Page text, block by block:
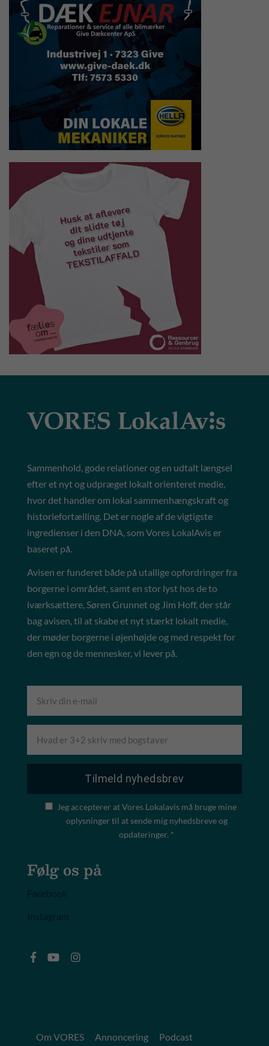
Sammenhold, gode relationer og en udtalt længsel
efter et nyt og udpræget lokalt orienteret medie,
hvor det handler om lokal sammenhængskraft og
historiefortælling. Det er nogle af de vigtigste
ingredienser i den DNA, som Vores LokalAvis er
baseret på.
Avisen er funderet både på utallige opfordringer fra
borgerne i området, samt en stor lyst hos de to
iværksættere, Søren Grunnet og Jim Hoff, der står
bag avisen, til at skabe et nyt stærkt lokalt medie,
der møder borgerne i øjenhøjde og med respekt for
den egn og de mennesker, vi lever på.
Jeg accepterer at Vores Lokalavis må bruge mine
oplysninger til at sende mig nyhedsbreve og
opdateringer. *
Følg os på
Om VORES Annoncering Podcast